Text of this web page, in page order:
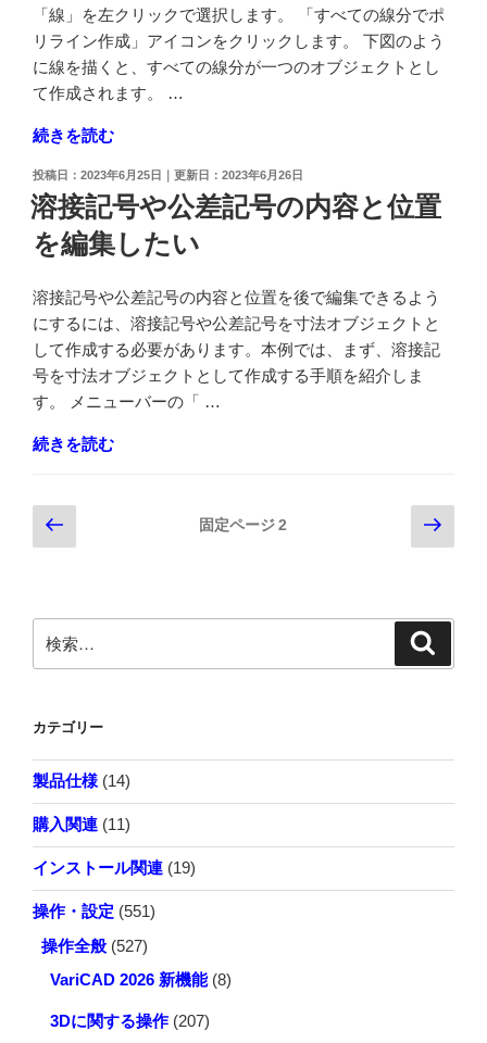
描
い
て
作
す
る
方
法
が
り
た
い"
の
「線」を左クリックで選択します。 「すべての線分でポ
リライン作成」アイコンをクリックします。 下図のよう
に線を描くと、すべての線分が一つのオブジェクトとし
て作成されます。 …
"2D
面
で
線
を
ポ
リ
ラ
イ
で
て
作
知
り
た
い"
の
続きを読む
投
稿
日:
2023年6月25日 2023年6月26日
溶接記号や公差記号の内容と位置
を編集したい
溶接記号や公差記号の内容と位置を後で編集できるよう
にするには、溶接記号や公差記号を寸法オブジェクトと
して作成する必要があります。本例では、まず、溶接記
号を寸法オブジェクトとして作成する手順を紹介しま
す。 メニューバーの「 …
"溶
号
や
記
号
容
と
位
置
を
編
集
し
た
続きを読む
投
ペ
ー
送
り
前
の
ジ
固定ページ2
次
の
ジ
索:
カテゴリー
製品仕様 (14)
購入関連 (11)
インストール関連 (19)
操作・設定 (551)
操作全般 (527)
VariCAD 2026 新機能(8)
3Dに関する操作 (207)